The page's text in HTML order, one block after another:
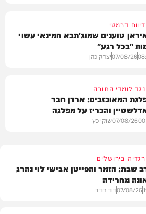
דיווח דרמטי
טוענים שמוג'תבא חמינאי עשוי
"בכל רגע"
07/08/26יצחק כהן
נגד לומדי התורה
המאוכזבים: ארדן חבר
והכריז על מפלגה
07/08/26שוקי כץ
בירושלים
שבת: הזמר והפייטן אבישי לוי נהרג
מחרידה
07/08/26דוד חדד